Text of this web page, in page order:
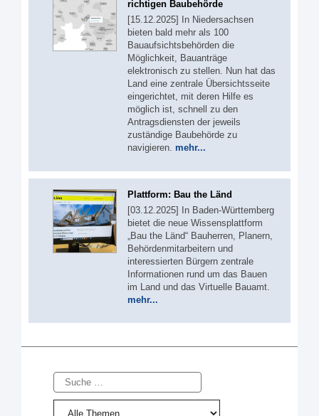
richtigen Baubehörde
[15.12.2025] In Niedersachsen
bieten bald mehr als 100
Bauaufsichtsbehörden die
Möglichkeit, Bauanträge
elektronisch zu stellen. Nun hat das
Land eine zentrale Übersichtsseite
eingerichtet, mit deren Hilfe es
möglich ist, schnell zu den
Antragsdiensten der jeweils
zuständige Baubehörde zu
navigieren. mehr...
Plattform: Bau the Länd
[03.12.2025] In Baden-Württemberg
bietet die neue Wissensplattform
„Bau the Länd“ Bauherren, Planern,
Behördenmitarbeitern und
interessierten Bürgern zentrale
Informationen rund um das Bauen
im Land und das Virtuelle Bauamt.
mehr...
Suche